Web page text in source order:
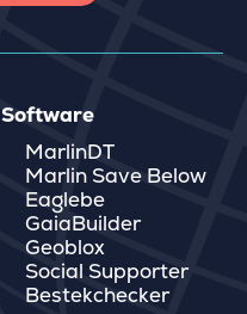
Software
MarlinDT
Marlin Save Below
Eaglebe
GaiaBuilder
Geoblox
Social Supporter
Bestekchecker